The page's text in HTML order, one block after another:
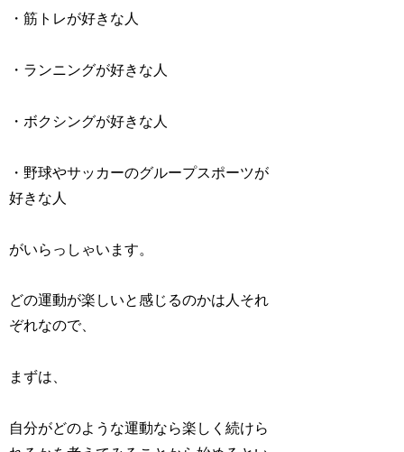
・筋トレが好きな人
・ランニングが好きな人
・ボクシングが好きな人
・野球やサッカーのグループスポーツが
好きな人
がいらっしゃいます。
どの運動が楽しいと感じるのかは人それ
ぞれなので、
まずは、
自分がどのような運動なら楽しく続けら